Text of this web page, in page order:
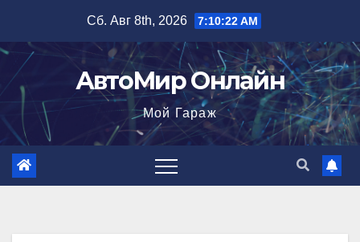
содержимому
Сб. Авг 8th, 2026 7:10:23 AM
АвтоМир Онлайн
Мой Гараж